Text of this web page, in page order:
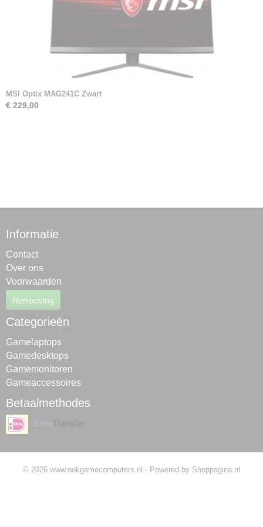
MSI Optix MAG241C Zwart
€ 229,00
Informatie
Contact
Over ons
Voorwaarden
Herroeping
Categorieën
Gamelaptops
Gamedesktops
Gamemonitoren
Gameaccessoires
Betaalmethodes
© 2026 www.ookgamecomputers.nl - Powered by Shoppagina.nl